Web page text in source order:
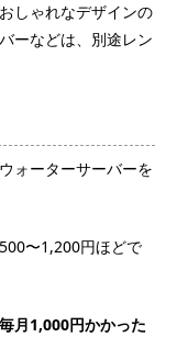
しゃれなデザインの
ーなどは、別途レン
ォーターサーバーを
〜1,200円ほどで
月1,000円かかった